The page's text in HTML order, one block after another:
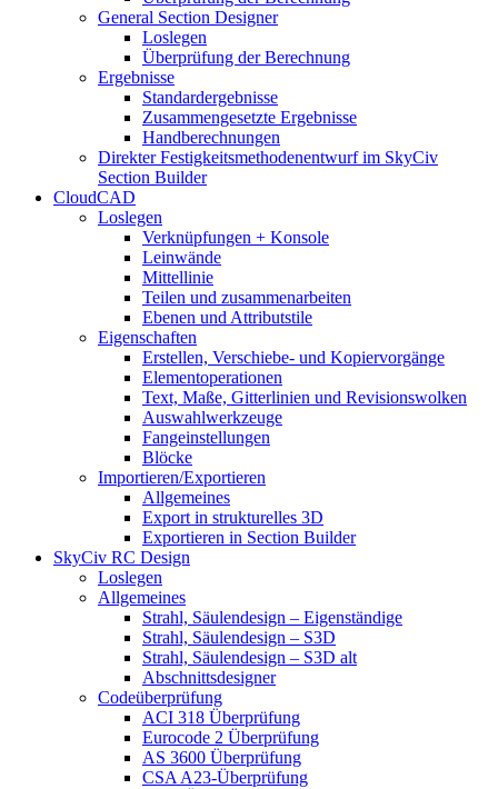
General Section Designer
Loslegen
Überprüfung der Berechnung
Ergebnisse
Standardergebnisse
Zusammengesetzte Ergebnisse
Handberechnungen
Direkter Festigkeitsmethodenentwurf im SkyCiv
Section Builder
CloudCAD
Loslegen
Verknüpfungen + Konsole
Leinwände
Mittellinie
Teilen und zusammenarbeiten
Ebenen und Attributstile
Eigenschaften
Erstellen, Verschiebe- und Kopiervorgänge
Elementoperationen
Text, Maße, Gitterlinien und Revisionswolken
Auswahlwerkzeuge
Fangeinstellungen
Blöcke
Importieren/Exportieren
Allgemeines
Export in strukturelles 3D
Exportieren in Section Builder
SkyCiv RC Design
Loslegen
Allgemeines
Strahl, Säulendesign – Eigenständige
Strahl, Säulendesign – S3D
Strahl, Säulendesign – S3D alt
Abschnittsdesigner
Codeüberprüfung
ACI 318 Überprüfung
Eurocode 2 Überprüfung
AS 3600 Überprüfung
CSA A23-Überprüfung